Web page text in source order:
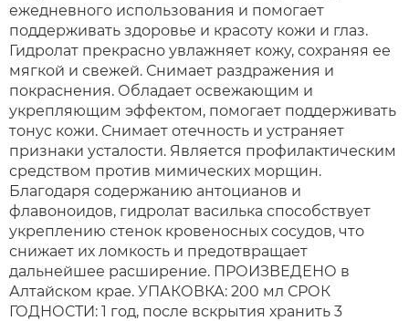
ежедневного использования и помогает
поддерживать здоровье и красоту кожи и глаз.
Гидролат прекрасно увлажняет кожу, сохраняя ее
мягкой и свежей. Снимает раздражения и
покраснения. Обладает освежающим и
укрепляющим эффектом, помогает поддерживать
тонус кожи. Снимает отечность и устраняет
признаки усталости. Является профилактическим
средством против мимических морщин.
Благодаря содержанию антоцианов и
флавоноидов, гидролат василька способствует
укреплению стенок кровеносных сосудов, что
снижает их ломкость и предотвращает
дальнейшее расширение. ПРОИЗВЕДЕНО в
Алтайском крае. УПАКОВКА: 200 мл СРОК
ГОДНОСТИ: 1 год, после вскрытия хранить 3